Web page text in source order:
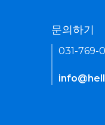
문의하기
031-769-